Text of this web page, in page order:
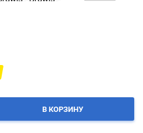
В КОРЗИНУ